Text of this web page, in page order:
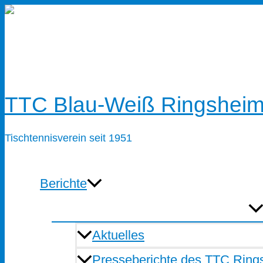
Zum
TTC Blau-Weiß
Tischtennisverein seit 1951
Berichte
Aktuelles
Presseberichte des TTC